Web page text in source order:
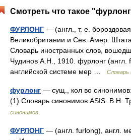
Смотреть что такое
ФУРЛОНГ — (англ., т. е.
Великобритании и Сев. Амер.
Словарь иностранных слов,
Чудинов А.Н., 1910. фурлонг (англ.
английской системе мер …
Словарь
фурлонг — сущ., кол во
(1) Словарь синонимов ASIS. В.Н.
синонимов
ФУРЛОНГ — (англ. furlong), англ.